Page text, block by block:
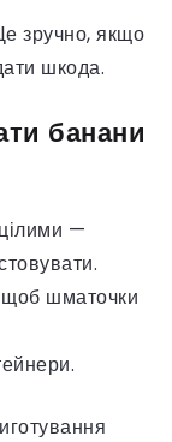
зручно, якщо
шкода.
банани
—
щоб шматочки